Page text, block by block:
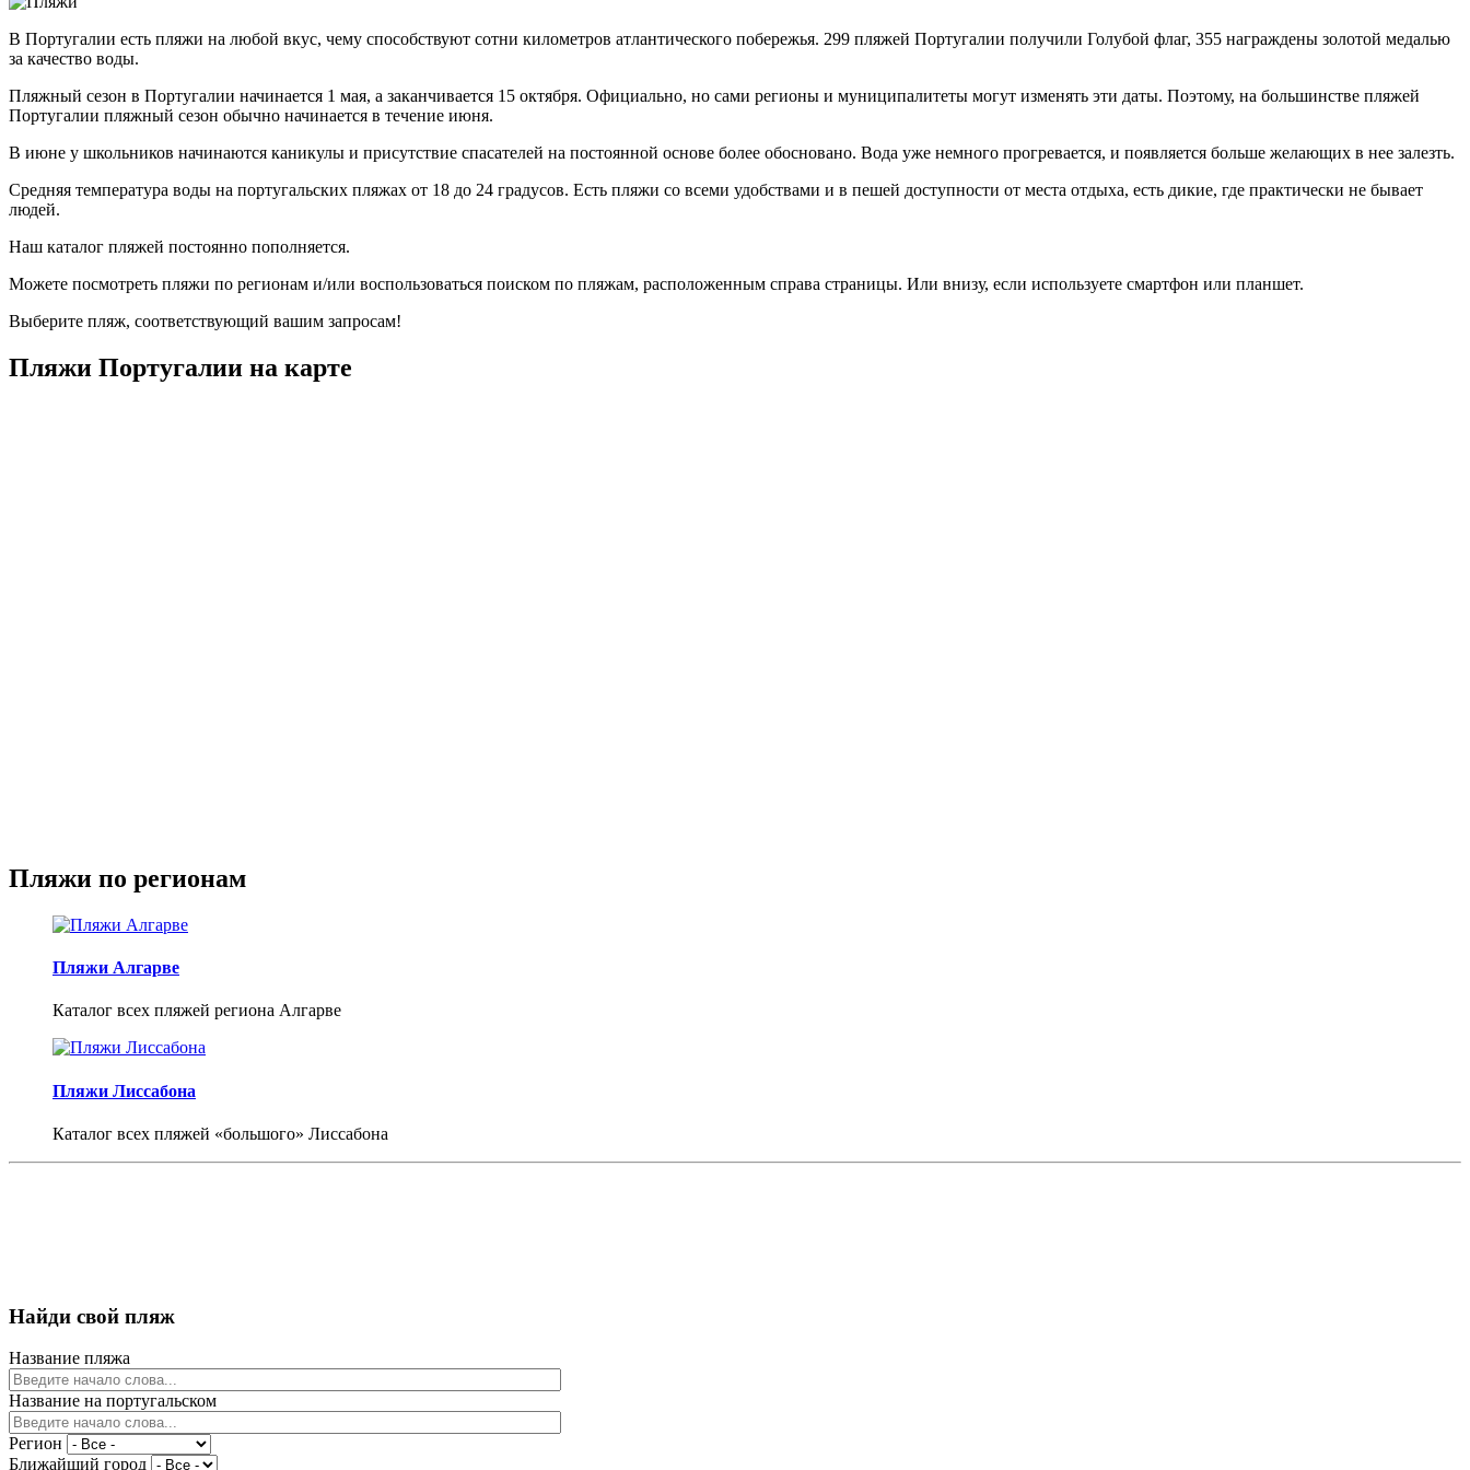
В Португалии есть пляжи на любой вкус, чему способствуют сотни километров атлантического побережья. 299 пляжей Португалии получили Голубой флаг, 355 награждены золотой медалью
за качество воды.
Пляжный сезон в Португалии начинается 1 мая, а заканчивается 15 октября. Официально, но сами регионы и муниципалитеты могут изменять эти даты. Поэтому, на большинстве пляжей
Португалии пляжный сезон обычно начинается в течение июня.
В июне у школьников начинаются каникулы и присутствие спасателей на постоянной основе более обосновано. Вода уже немного прогревается, и появляется больше желающих в нее залезть.
Средняя температура воды на португальских пляжах от 18 до 24 градусов. Есть пляжи со всеми удобствами и в пешей доступности от места отдыха, есть дикие, где практически не бывает
людей.
Наш каталог пляжей постоянно пополняется.
Можете посмотреть пляжи по регионам и/или воспользоваться поиском по пляжам, расположенным справа страницы. Или внизу, если используете смартфон или планшет.
Выберите пляж, соответствующий вашим запросам!
Пляжи Португалии на карте
Пляжи по регионам
Пляжи Алгарве
Каталог всех пляжей региона Алгарве
Пляжи Лиссабона
Каталог всех пляжей «большого» Лиссабона
Найди свой пляж
Название пляжа
Название на португальском
Регион
Ближайший город